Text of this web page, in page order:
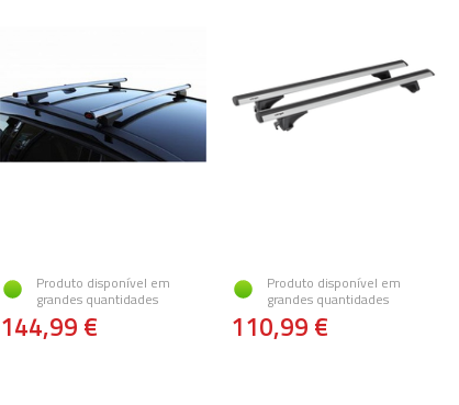
Produto disponível em
grandes quantidades
144,99 €
Produto disponível em
grandes quantidades
110,99 €